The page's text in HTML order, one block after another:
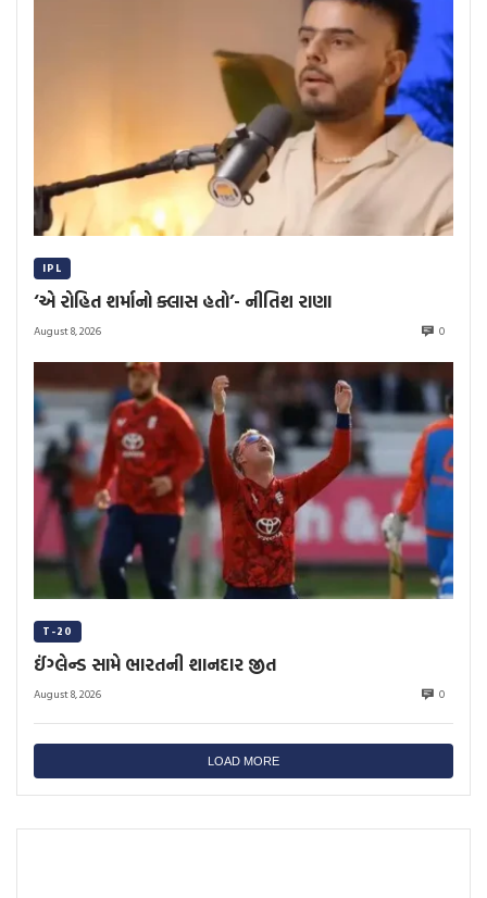
IPL
‘એ રોહિત શર્માનો ક્લાસ હતો’- નીતિશ રાણા
August 8, 2026 0
T-20
ઈંગ્લેન્ડ સામે ભારતની શાનદાર જીત
August 8, 2026 0
LOAD MORE